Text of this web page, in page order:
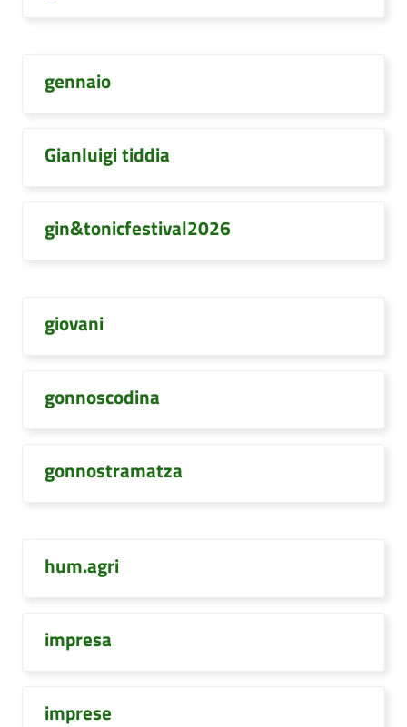
gennaio
Gianluigi tiddia
gin&tonicfestival2026
giovani
gonnoscodina
gonnostramatza
hum.agri
impresa
imprese